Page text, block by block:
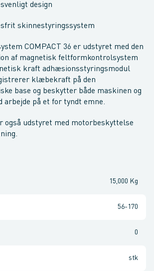
design
skinnestyringssystem
COMPACT 36 er udstyret med den
af magnetisk feltformkontrolsystem
kraft adhæsionsstyringsmodul
klæbekraft på den
base og beskytter både maskinen og
arbejde på et for tyndt emne.
også udstyret med motorbeskyttelse
15,000 Kg
56-170
0
stk